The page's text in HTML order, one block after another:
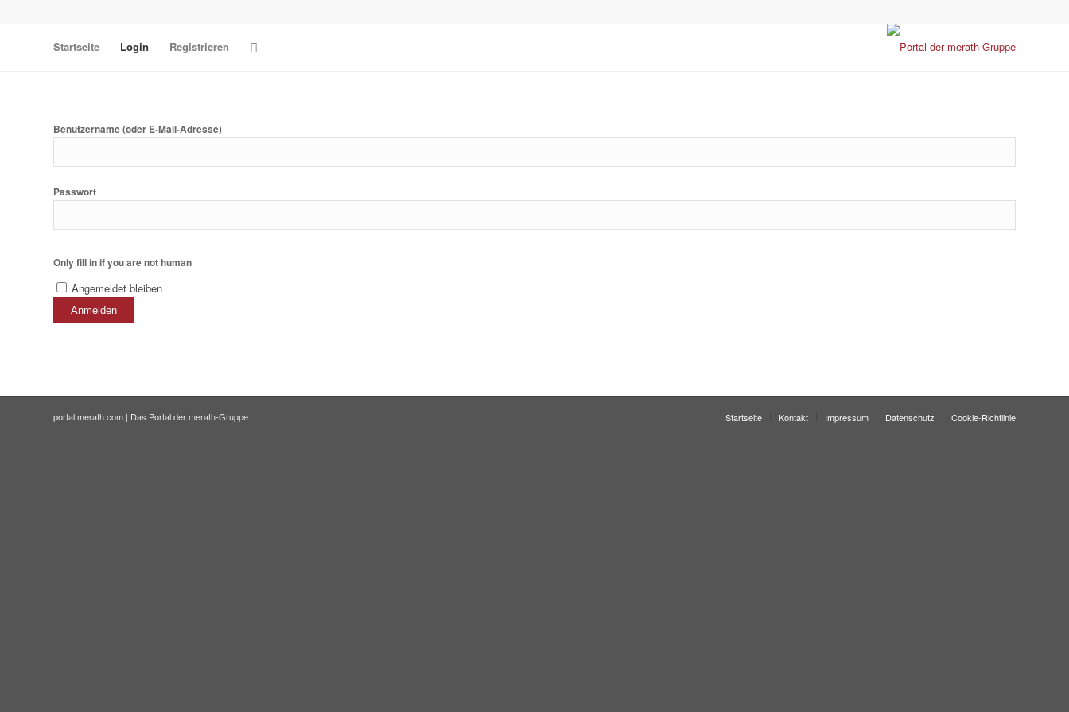
Startseite Login Registrieren
Benutzername (oder E-Mail-Adresse)
Passwort
Only fill in if you are not human
Angemeldet bleiben
portal.merath.com | Das Portal der merath-Gruppe Startseite Kontakt Impressum Datenschutz Cookie-Richtlinie